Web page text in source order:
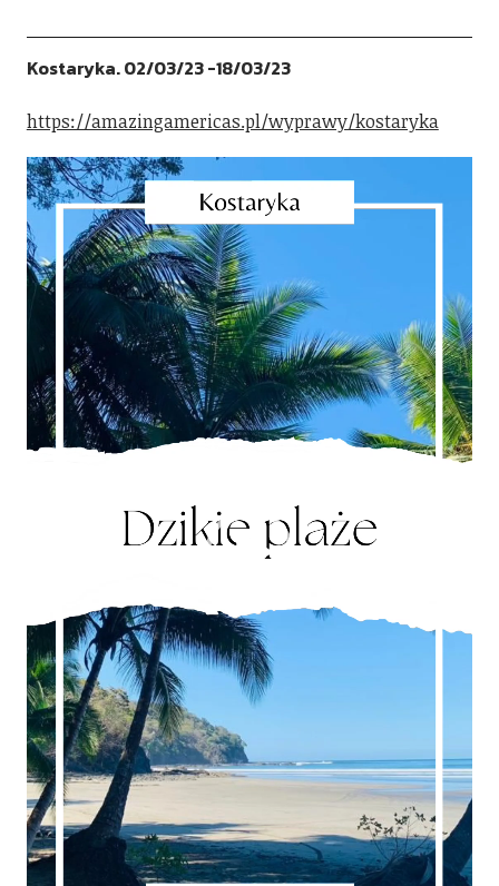
Kostaryka. 02/03/23 -18/03/23
https://amazingamericas.pl/wyprawy/kostaryka
Odtwarzacz
video